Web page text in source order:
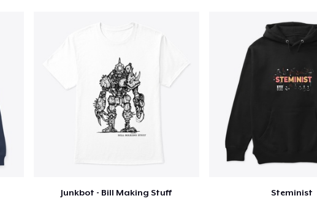
Junkbot - Bill Making Stuff Steminist